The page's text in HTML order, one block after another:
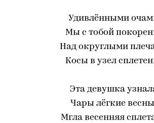
Удивлёнными
Мы с тобой
Над округлыми
Косы в узел
Эта девушка
Чары лёгкие
Мгла весенняя